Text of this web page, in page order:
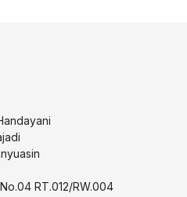
RT.012/RW.004